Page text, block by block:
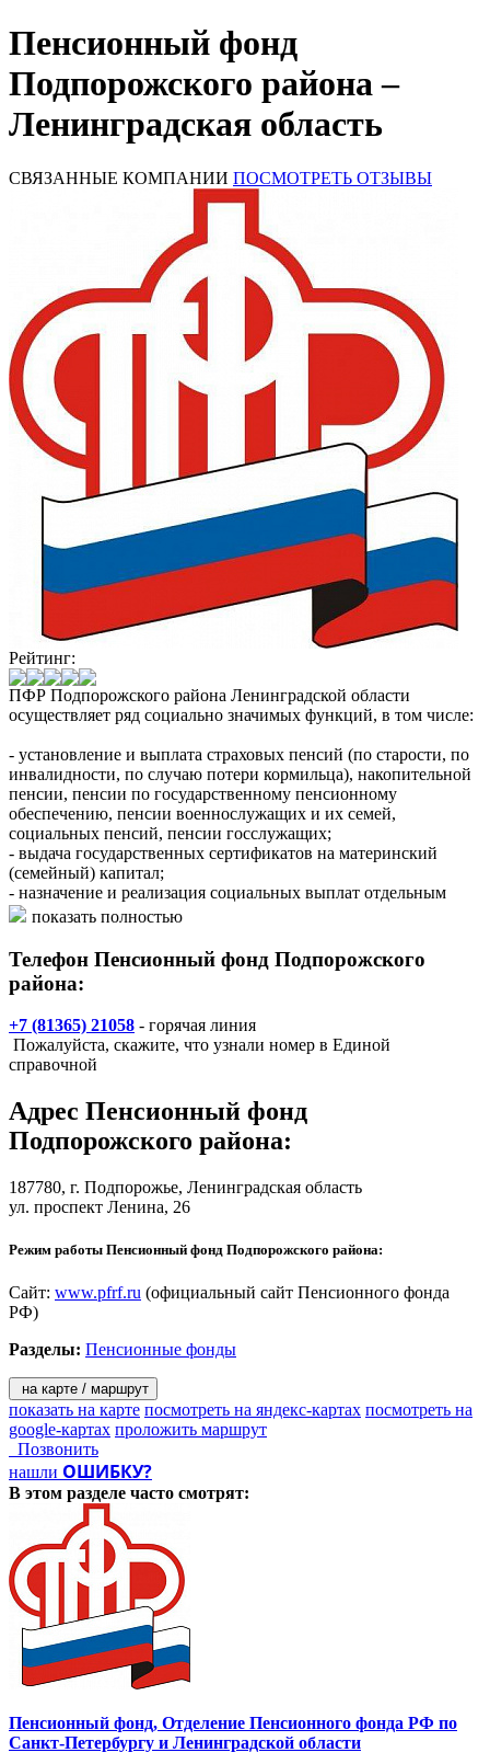
Пенсионный фонд
Подпорожского района –
Ленинградская область
СВЯЗАННЫЕ КОМПАНИИ ПОСМОТРЕТЬ ОТЗЫВЫ
Рейтинг:
ПФР Подпорожского района Ленинградской области
осуществляет ряд социально значимых функций, в том числе:
- установление и выплата страховых пенсий (по старости, по
инвалидности, по случаю потери кормильца), накопительной
пенсии, пенсии по государственному пенсионному
обеспечению, пенсии военнослужащих и их семей,
социальных пенсий, пенсии госслужащих;
- выдача государственных сертификатов на материнский
(семейный) капитал;
- назначение и реализация социальных выплат отдельным
категориям граждан: ветеранам, инвалидам, Героям
- администрирование страховых взносов на обязательное
пенсионное и медицинское страхование;
- назначение и реализация федеральной социальной доплаты к
регионе;
- ведение системы персонифицированного учета прав
участников системы обязательного пенсионного страхования;
пенсионных накоплений;
- адресная помощь пенсионерам и софинансирование
социальных программ субъектов РФ;
пенсии;
- реализация международных соглашений.
показать полностью
Телефон Пенсионный фонд Подпорожского
района:
+7 (81365) 21058 - горячая линия
Пожалуйста, скажите, что узнали номер в Единой
справочной
Адрес Пенсионный фонд
Подпорожского района:
187780, г. Подпорожье, Ленинградская область
ул. проспект Ленина, 26
Режим работы Пенсионный фонд Подпорожского района:
Сайт: www.pfrf.ru (официальный сайт Пенсионного фонда
РФ)
Разделы: Пенсионные фонды
на карте / маршрут
показать на карте посмотреть на яндекс-картах посмотреть на
google-картах проложить маршрут
Позвонить
нашли ОШИБКУ?
В этом разделе часто смотрят:
Пенсионный фонд, Отделение Пенсионного фонда РФ по
Санкт-Петербургу и Ленинградской области